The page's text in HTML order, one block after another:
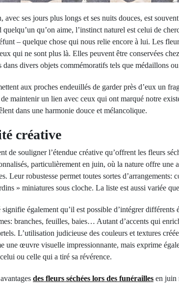
avec ses jours plus longs et ses nuits douces, est
quelqu’un qu’on aime, l’instinct naturel est celui de
– quelque chose qui nous relie encore à lui. Les
qui ne sont plus là. Elles peuvent être conservées
dans divers objets commémoratifs tels que médaillons
aux proches endeuillés de garder près d’eux un
maintenir un lien avec ceux qui ont marqué notre
dans une harmonie douce et mélancolique.
créative
de souligner l’étendue créative qu’offrent les fleurs
particulièrement en juin, où la nature offre une
Leur robustesse permet toutes sortes d’arrangements:
» miniatures sous cloche. La liste est aussi variée
également qu’il est possible d’intégrer différents
branches, feuilles, baies… Autant d’accents qui
L’utilisation judicieuse des couleurs et textures
une œuvre visuelle impressionnante, mais exprime
ou celle qui a tiré sa révérence.
des fleurs séchées lors des funérailles en juin